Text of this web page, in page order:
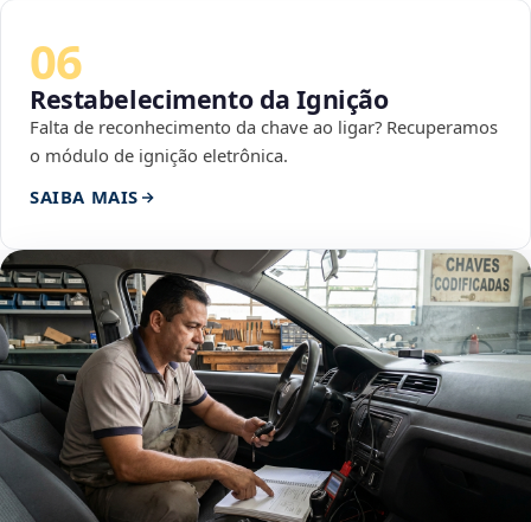
06
Restabelecimento da Ignição
Falta de reconhecimento da chave ao ligar? Recuperamos
o módulo de ignição eletrônica.
SAIBA MAIS